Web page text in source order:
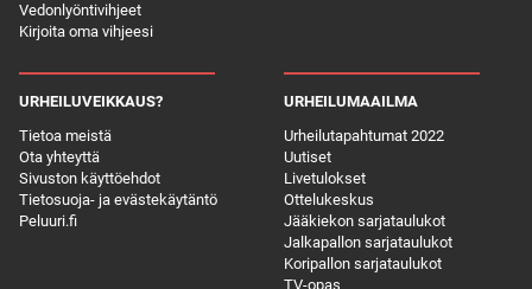
Vedonlyöntivihjeet
Kirjoita oma vihjeesi
URHEILUVEIKKAUS?
Tietoa meistä
Ota yhteyttä
Sivuston käyttöehdot
Tietosuoja- ja evästekäytäntö
Peluuri.fi
URHEILUMAAILMA
Urheilutapahtumat 2022
Uutiset
Livetulokset
Ottelukeskus
Jääkiekon sarjataulukot
Jalkapallon sarjataulukot
Koripallon sarjataulukot
TV-opas